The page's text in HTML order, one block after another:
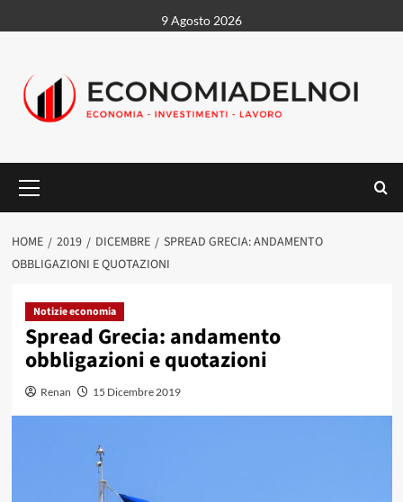
al
9 Agosto 2026
principale
HOME 2019 DICEMBRE
SPREAD GRECIA: ANDAMENTO
OBBLIGAZIONI E QUOTAZIONI
Notizie economia
Spread Grecia: andamento
obbligazioni e quotazioni
Renan 15 Dicembre 2019